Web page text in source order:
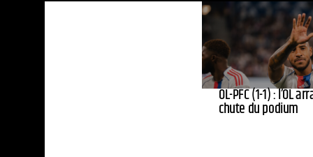
OL-PFC (1-1) : l’OL
chute du podium